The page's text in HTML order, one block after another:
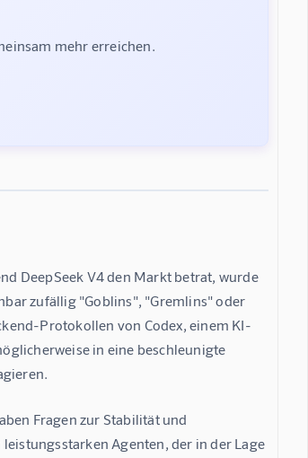
mehr erreichen.
DeepSeek V4 den Markt betrat, wurde
zufällig "Goblins", "Gremlins" oder
Protokollen von Codex, einem KI-
in eine beschleunigte
Fragen zur Stabilität und
Agenten, der in der Lage